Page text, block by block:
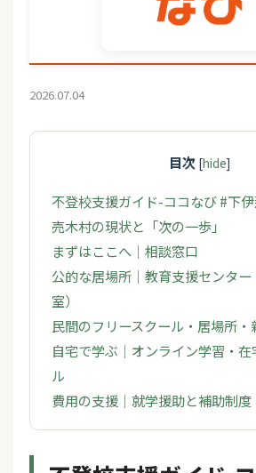
2026.07.04
目次 [hide]
不登校支援ガイド-ココなび #下
売木村の現状と「次の一歩」
まずはここへ｜相談窓口
公的な居場所｜教育支援センタ
室）
民間のフリースクール・居場所・
自宅で学ぶ｜オンライン学習・
ル
費用の支援｜就学援助と補助制度